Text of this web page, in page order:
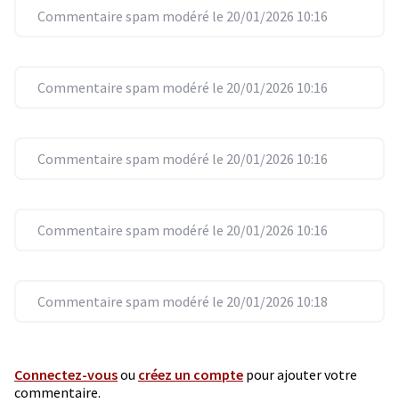
Commentaire spam modéré le 20/01/2026 10:16
Commentaire spam modéré le 20/01/2026 10:16
Commentaire spam modéré le 20/01/2026 10:16
Commentaire spam modéré le 20/01/2026 10:16
Commentaire spam modéré le 20/01/2026 10:18
Connectez-vousou créez un compte pour ajouter votre
commentaire.